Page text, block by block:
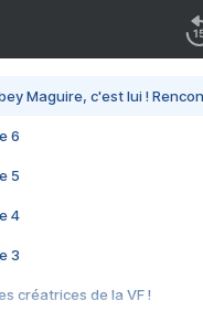
Maguire, c'est lui !
6
5
4
3
créatrices de la VF !